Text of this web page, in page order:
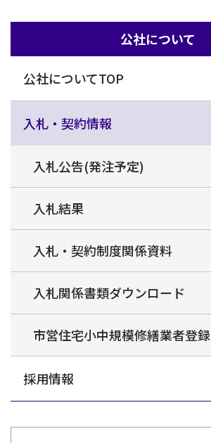
公社について
公社についてTOP
入札・契約情報
入札公告(発注予定)
入札結果
入札・契約制度関係資料
入札関係書類ダウンロード
市営住宅小中規模修繕業者登録
採用情報